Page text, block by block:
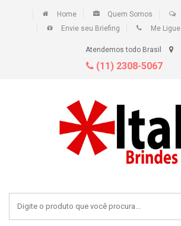
Home Quem Somos
Envie seu Briefing
Me Ligue
Atendemos todo Brasil
(11) 2308-5067